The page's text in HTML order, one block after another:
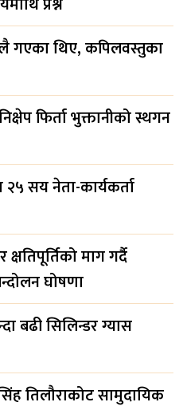
गएका थिए, कपिलवस्तुका
फिर्ता भुक्तानीको स्थगन
२५ सय नेता-कार्यकर्ता
माग गर्दै
घोषणा
बढी सिलिन्डर ग्यास
तिलौराकोट सामुदायिक